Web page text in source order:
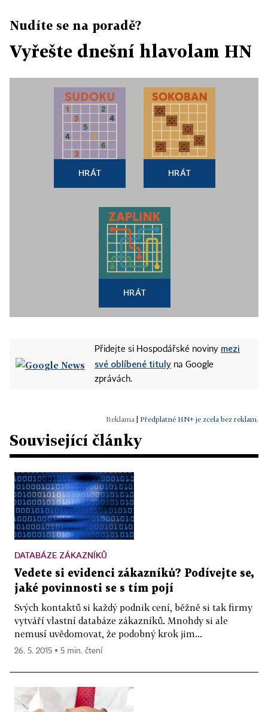
Nudíte se na poradě?
Vyřešte dnešní hlavolam HN
HRÁT HRÁT
HRÁT
Přidejte si Hospodářské noviny mezi
své oblíbené tituly na Google
zprávách.
Předplatné HN+ je zcela bez reklam.
Související články
DATABÁZE ZÁKAZNÍKŮ
Vedete si evidenci zákazníků? Podívejte se,
jaké povinnosti se s tím pojí
Svých kontaktů si každý podnik cení, běžně si tak firmy
vytváří vlastní databáze zákazníků. Mnohdy si ale
nemusí uvědomovat, že podobný krok jim...
26. 5. 2015 ▪ 5 min. čtení